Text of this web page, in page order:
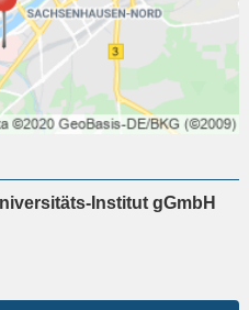
Institut gGmbH